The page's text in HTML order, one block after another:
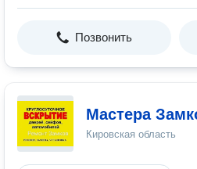
Позвонить
Мастера
Кировская область